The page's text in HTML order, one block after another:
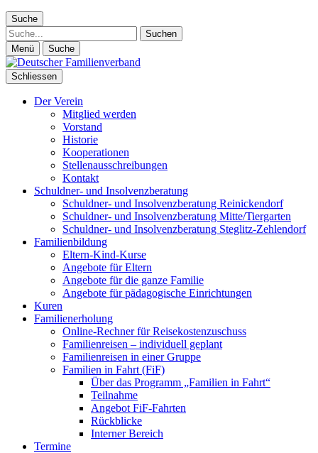
Suche
Suche
Menü Suche
Schliessen
Der Verein
Mitglied werden
Vorstand
Historie
Kooperationen
Stellenausschreibungen
Kontakt
Schuldner- und Insolvenzberatung
Schuldner- und Insolvenzberatung Reinickendorf
Schuldner- und Insolvenzberatung Mitte/Tiergarten
Schuldner- und Insolvenzberatung Steglitz-Zehlendorf
Familienbildung
Eltern-Kind-Kurse
Angebote für Eltern
Angebote für die ganze Familie
Angebote für pädagogische Einrichtungen
Kuren
Familienerholung
Online-Rechner für Reisekostenzuschuss
Familienreisen – individuell geplant
Familienreisen in einer Gruppe
Familien in Fahrt (FiF)
Über das Programm „Familien in Fahrt“
Teilnahme
Angebot FiF-Fahrten
Rückblicke
Interner Bereich
Termine